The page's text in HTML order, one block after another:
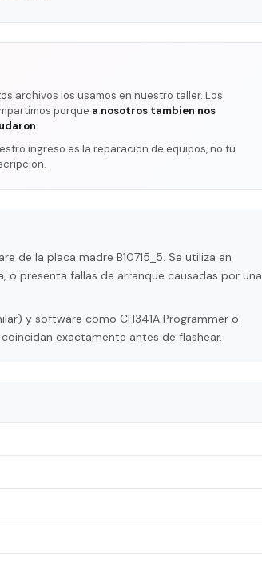
archivos los usamos en nuestro taller. Los
porque a nosotros tambien nos
.
ingreso es la reparacion de equipos, no tu
de la placa madre B10715_5. Se utiliza en
o presenta fallas de arranque causadas por una
y software como CH341A Programmer o
exactamente antes de flashear.